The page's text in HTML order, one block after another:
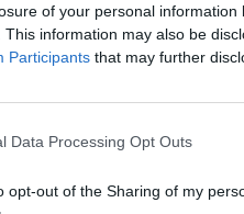
of your personal information
This information may also be
Participants that may further
Data Processing Opt Outs
opt-out of the Sharing of my
Capgemini
sull’AI
più
meglio i
ricca